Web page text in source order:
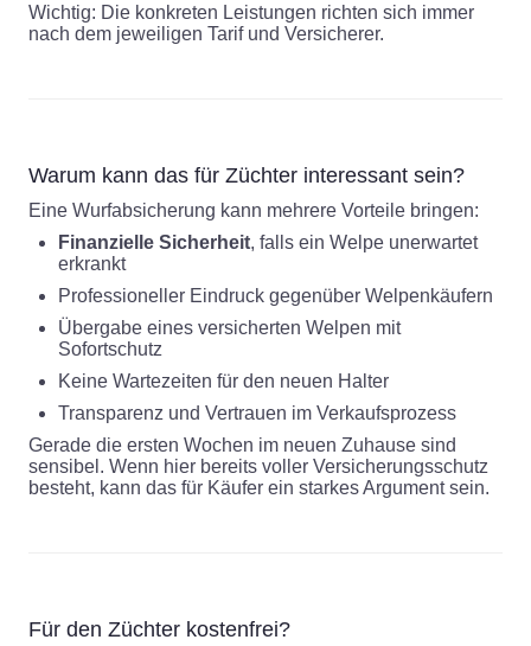
Wichtig: Die konkreten Leistungen richten sich immer
nach dem jeweiligen Tarif und Versicherer.
Warum kann das für Züchter interessant sein?
Eine Wurfabsicherung kann mehrere Vorteile bringen:
Finanzielle Sicherheit, falls ein Welpe unerwartet
erkrankt
Professioneller Eindruck gegenüber Welpenkäufern
Übergabe eines versicherten Welpen mit
Sofortschutz
Keine Wartezeiten für den neuen Halter
Transparenz und Vertrauen im Verkaufsprozess
Gerade die ersten Wochen im neuen Zuhause sind
sensibel. Wenn hier bereits voller Versicherungsschutz
besteht, kann das für Käufer ein starkes Argument sein.
Für den Züchter kostenfrei?